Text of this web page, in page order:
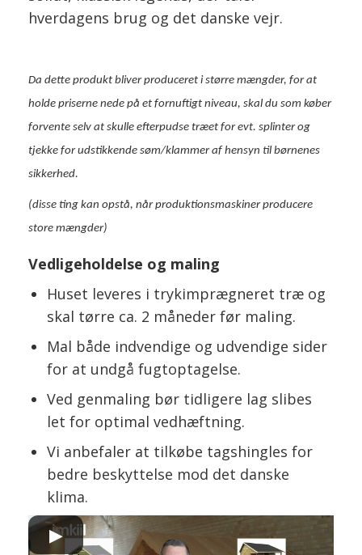
hverdagens brug og det danske vejr.
Da dette produkt bliver produceret i større mængder, for at
holde priserne nede på et fornuftigt niveau, skal du som køber
forvente selv at skulle efterpudse træet for evt. splinter og
tjekke for udstikkende søm/klammer af hensyn til børnenes
sikkerhed.
(disse ting kan opstå, når produktionsmaskiner producere
store mængder)
Vedligeholdelse og maling
Huset leveres i trykimprægneret træ og
skal tørre ca. 2 måneder før maling.
Mal både indvendige og udvendige sider
for at undgå fugtoptagelse.
Ved genmaling bør tidligere lag slibes
let for optimal vedhæftning.
Vi anbefaler at tilkøbe tagshingles for
bedre beskyttelse mod det danske
klima.
▶